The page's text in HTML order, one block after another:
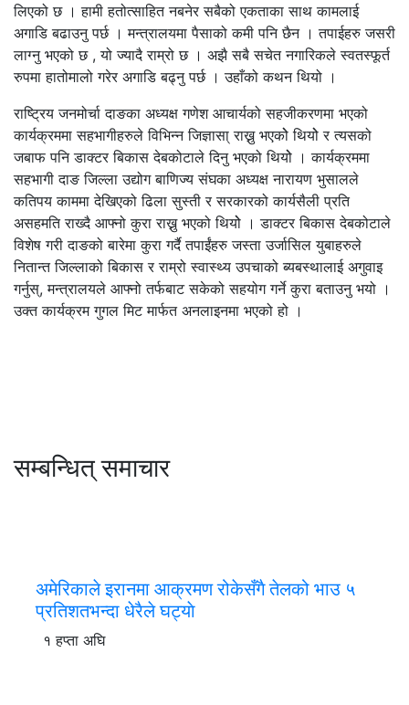
लिएको छ । हामी हतोत्साहित नबनेर सबैको एकताका साथ कामलाई
अगाडि बढाउनु पर्छ । मन्त्रालयमा पैसाको कमी पनि छैन । तपाईहरु जसरी
लाग्नु भएको छ , यो ज्यादै राम्रो छ । अझै सबै सचेत नगारिकले स्वतस्फूर्त
रुपमा हातोमालो गरेर अगाडि बढ्नु पर्छ । उहाँको कथन थियो ।
राष्ट्रिय जनमोर्चा दाङका अध्यक्ष गणेश आचार्यको सहजीकरणमा भएको
कार्यक्रममा सहभागीहरुले विभिन्न जिज्ञासा् राख्नु भएकोे थियोे र त्यसको
जबाफ पनि डाक्टर बिकास देबकोटाले दिनु भएको थियोे । कार्यक्रममा
सहभागी दाङ जिल्ला उद्योग बाणिज्य संघका अध्यक्ष नारायण भुसालले
कतिपय काममा देखिएको ढिला सुस्ती र सरकारको कार्यसैली प्रति
असहमति राख्दै आफ्नो कुरा राख्नु भएको थियोे । डाक्टर बिकास देबकोटाले
विशेष गरी दाङको बारेमा कुरा गर्दै तपाईंहरु जस्ता उर्जासिल युबाहरुले
नितान्त जिल्लाको बिकास र राम्रो स्वास्थ्य उपचाको ब्यबस्थालाई अगुवाइ
गर्नुस्, मन्त्रालयले आफ्नो तर्फबाट सकेको सहयोग गर्ने कुरा बताउनु भयो ।
उक्त कार्यक्रम गुगल मिट मार्फत अनलाइनमा भएको हो ।
सम्बन्धित् समाचार
अमेरिकाले इरानमा आक्रमण रोकेसँगै तेलको भाउ ५
प्रतिशतभन्दा धेरैले घट्याे
१ हप्ता अघि